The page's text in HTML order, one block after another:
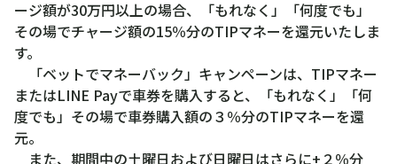
ージ額が30万円以上の場合、「もれなく」「何度でも」
その場でチャージ額の15％分のTIPマネーを還元いたしま
す。
「ベットでマネーバック」キャンペーンは、TIPマネー
またはLINE Payで車券を購入すると、「もれなく」「何
度でも」その場で車券購入額の３％分のTIPマネーを還
元。
また、期間中の土曜日および日曜日はさらに+２％分